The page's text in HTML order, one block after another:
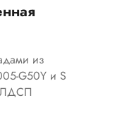
из
G50Y и S
ЛДСП